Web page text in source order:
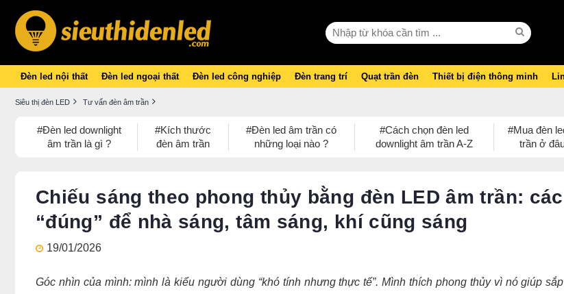
Đèn led nội thất Đèn led ngoại thất Đèn led công nghiệp Đèn trang trí Quạt trần đèn Thiết bị điện thông minh
Siêu thị đèn LED Tư vấn đèn âm trần
#Đèn led downlight
âm trần là gì ?
#Kích thước
đèn âm trần
#Đèn led âm trần có
những loại nào ?
#Cách chọn đèn led
downlight âm trần A-Z
#Mua đèn
trần ở
Chiếu sáng theo phong thủy bằng đèn LED âm trần:
“đúng” để nhà sáng, tâm sáng, khí cũng sáng
19/01/2026
Góc nhìn của mình: mình là kiểu người dùng “khó tính nhưng thực tế”. Mình thích phong thủy vì nó giúp